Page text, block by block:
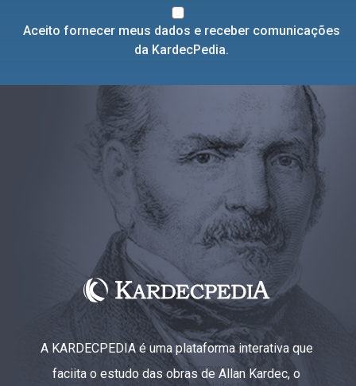
Aceito fornecer meus dados e receber comunicações
da KardecPedia.
A KARDECPEDIA é uma plataforma interativa que
faciita o estudo das obras de Allan Kardec, o